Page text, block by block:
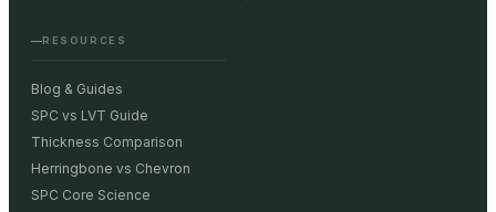
RESOURCES
Blog & Guides
SPC vs LVT Guide
Thickness Comparison
Herringbone vs Chevron
SPC Core Science